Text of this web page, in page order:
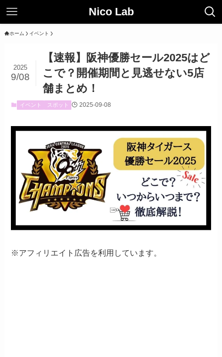
Nico Lab
ホーム イベント
【速報】阪神優勝セール2025はど
こで？開催期間と見逃せない5店
舗まとめ！
2025
9/08
イベント スポット 2025-09-08
※アフィリエイト広告を利用しています。